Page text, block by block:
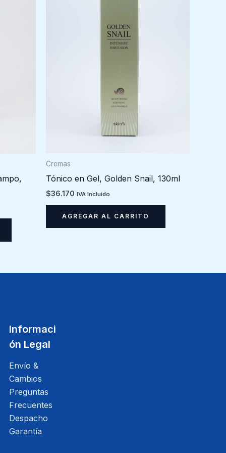
Cremas
Tónico en Gel, Golden Snail, 130ml
$36.170 IVA Incluido
AGREGAR AL CARRITO
Informaci
ón Legal
Envío &
Cambios
Preguntas
Frecuentes
Despacho
Garantía